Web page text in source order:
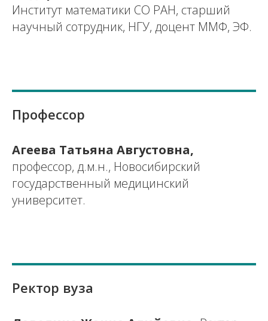
Институт математики СО РАН, старший
научный сотрудник, НГУ, доцент ММФ, ЭФ.
Профессор
Агеева Татьяна Августовна,
профессор, д.м.н., Новосибирский
государственный медицинский
университет.
Ректор вуза